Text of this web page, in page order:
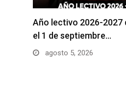
Año lectivo 2026-2027
el 1 de septiembre…
agosto 5, 2026